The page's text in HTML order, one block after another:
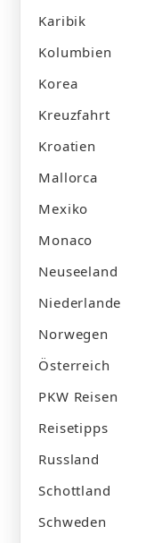
Karibik
Kolumbien
Korea
Kreuzfahrt
Kroatien
Mallorca
Mexiko
Monaco
Neuseeland
Niederlande
Norwegen
Österreich
PKW Reisen
Reisetipps
Russland
Schottland
Schweden